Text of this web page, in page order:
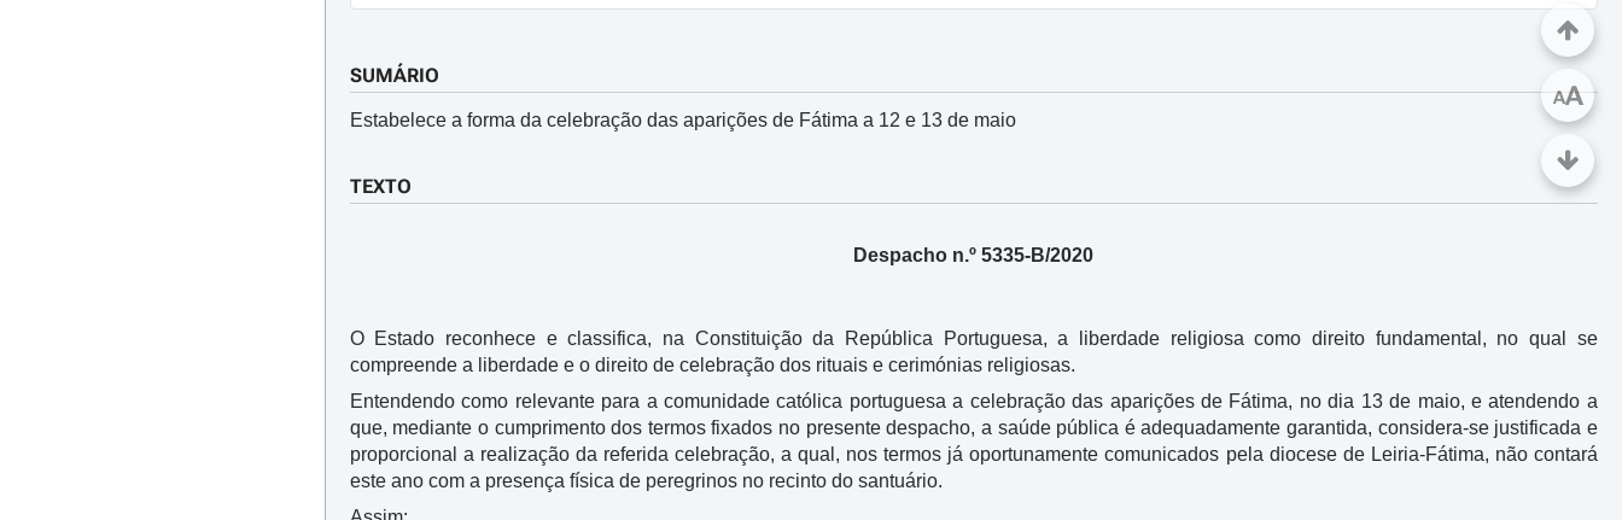
SUMÁRIO
Estabelece a forma da celebração das aparições de Fátima a 12 e 13 de maio
TEXTO
Despacho n.º 5335-B/2020
O Estado reconhece e classifica, na Constituição da República Portuguesa, a liberdade religiosa como direito fundamental, no qual se
compreende a liberdade e o direito de celebração dos rituais e cerimónias religiosas.
Entendendo como relevante para a comunidade católica portuguesa a celebração das aparições de Fátima, no dia 13 de maio, e atendendo a
que, mediante o cumprimento dos termos fixados no presente despacho, a saúde pública é adequadamente garantida, considera-se justificada e
proporcional a realização da referida celebração, a qual, nos termos já oportunamente comunicados pela diocese de Leiria-Fátima, não contará
este ano com a presença física de peregrinos no recinto do santuário.
AA